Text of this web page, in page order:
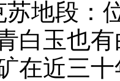
苏地段：
白玉也
在近三